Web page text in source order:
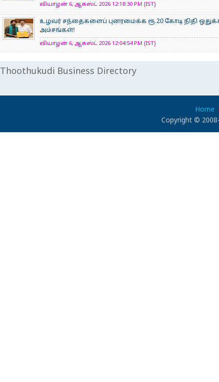
வியாழன் 6, ஆகஸ்ட் 2026 12:18:30 PM (IST)
உழவர் சந்தைகளைப் புனரமைக்க ரூ.20 கோடி நிதி
அம்சங்கள்!
வியாழன் 6, ஆகஸ்ட் 2026 12:04:54 PM (IST)
Thoothukudi Business Directory
Home
Copyright ©